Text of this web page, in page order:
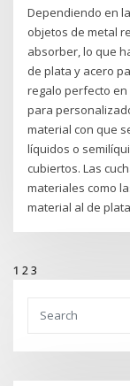
Dependiendo en
objetos de metal
absorber, lo que
de plata y acero
regalo perfecto
para
material con que
líquidos o
cubiertos. Las
materiales como
material al de
1 23